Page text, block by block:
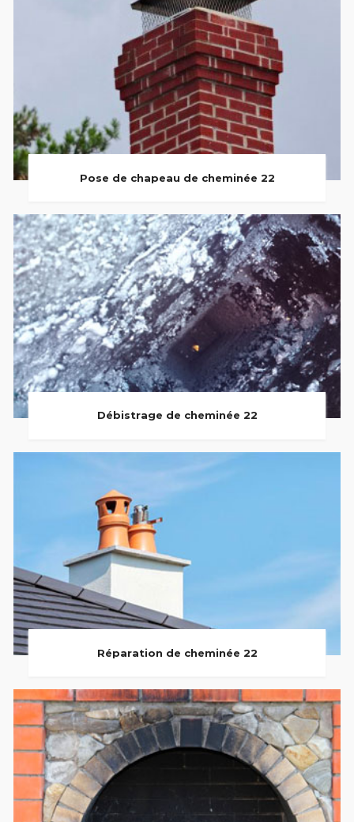
Pose de chapeau de cheminée 22
Débistrage de cheminée 22
Réparation de cheminée 22